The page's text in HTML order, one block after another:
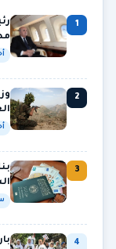
1
2
3
4